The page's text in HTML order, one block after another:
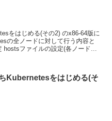
をはじめる(その2) のx86-64版に
の全ノードに対して行う内容と
Kubernetesをはじめる(そ